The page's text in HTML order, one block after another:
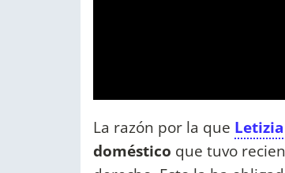
La razón por la que
doméstico que tuvo